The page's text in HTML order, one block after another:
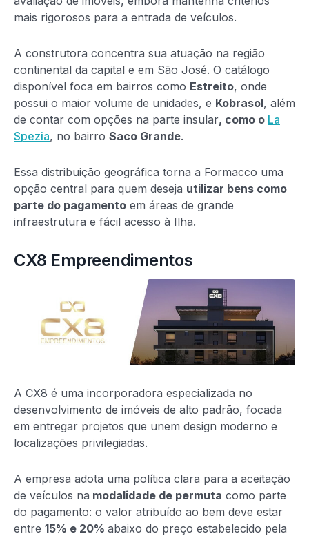
mais rigorosos para a entrada de veículos.
A construtora concentra sua atuação na região
continental da capital e em São José. O catálogo
disponível foca em bairros como Estreito, onde
possui o maior volume de unidades, e Kobrasol, além
de contar com opções na parte insular, como o La
Spezia, no bairro Saco Grande.
Essa distribuição geográfica torna a Formacco uma
opção central para quem deseja utilizar bens como
parte do pagamento em áreas de grande
infraestrutura e fácil acesso à Ilha.
CX8 Empreendimentos
A CX8 é uma incorporadora especializada no
desenvolvimento de imóveis de alto padrão, focada
em entregar projetos que unem design moderno e
localizações privilegiadas.
A empresa adota uma política clara para a aceitação
de veículos na modalidade de permuta como parte
do pagamento: o valor atribuído ao bem deve estar
entre 15% e 20% abaixo do preço estabelecido pela